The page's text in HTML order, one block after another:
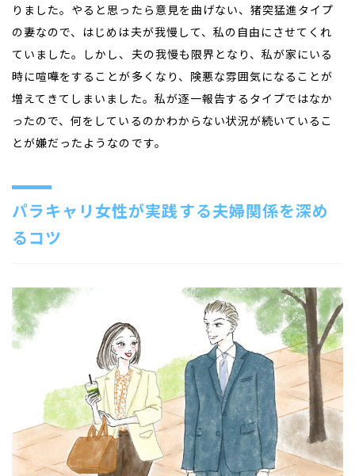
りました。やると思ったら意見を曲げない、猪突猛進タイプ
の妻なので、はじめは夫が我慢して、私の自由にさせてくれ
ていました。しかし、夫の我慢も限界となり、私が家にいる
時に喧嘩をすることが多くなり、険悪な雰囲気になることが
増えてきてしまいました。私が逐一報告するタイプではなか
ったので、何をしているのかわからない状況が続いているこ
とが嫌だったようなのです。
パラキャリ女性が実践する夫婦関係を深め
るコツ